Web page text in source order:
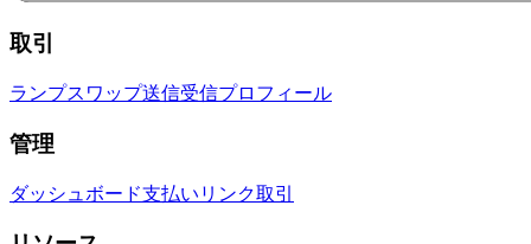
取引
ランプスワップ送信受信プロフィール
管理
ダッシュボード支払いリンク取引